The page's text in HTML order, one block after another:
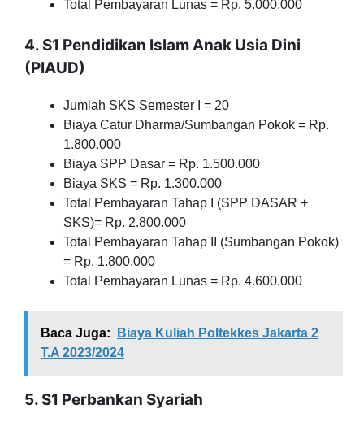
Total Pembayaran Lunas = Rp. 5.000.000
4. S1 Pendidikan Islam Anak Usia Dini
(PIAUD)
Jumlah SKS Semester I = 20
Biaya Catur Dharma/Sumbangan Pokok = Rp.
1.800.000
Biaya SPP Dasar = Rp. 1.500.000
Biaya SKS = Rp. 1.300.000
Total Pembayaran Tahap I (SPP DASAR +
SKS)= Rp. 2.800.000
Total Pembayaran Tahap II (Sumbangan Pokok)
= Rp. 1.800.000
Total Pembayaran Lunas = Rp. 4.600.000
Baca Juga:
Biaya Kuliah Poltekkes Jakarta 2
T.A 2023/2024
5. S1 Perbankan Syariah